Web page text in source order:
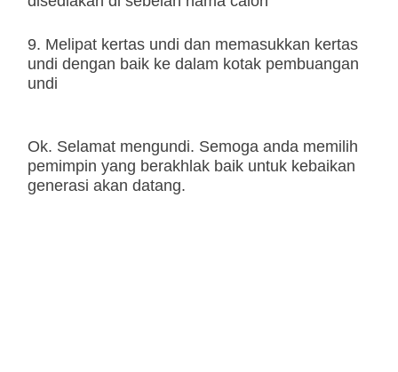
9. Melipat kertas undi dan memasukkan kertas
undi dengan baik ke dalam kotak pembuangan
undi
Ok. Selamat mengundi. Semoga anda memilih
pemimpin yang berakhlak baik untuk kebaikan
generasi akan datang.